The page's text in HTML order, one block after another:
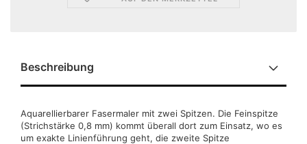
Beschreibung
Aquarellierbarer Fasermaler mit zwei Spitzen. Die Feinspitze
(Strichstärke 0,8 mm) kommt überall dort zum Einsatz, wo es
um exakte Linienführung geht, die zweite Spitze